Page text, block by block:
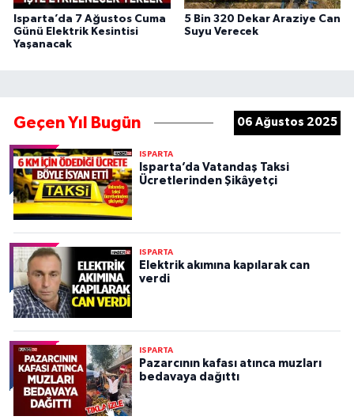
Isparta’da 7 Ağustos Cuma
Günü Elektrik Kesintisi
Yaşanacak
5 Bin 320 Dekar Araziye Can
Suyu Verecek
Geçen Yıl Bugün 06 Ağustos 2025
ISPARTA
Isparta’da Vatandaş Taksi
Ücretlerinden Şikâyetçi
ISPARTA
Elektrik akımına kapılarak can
verdi
ISPARTA
Pazarcının kafası atınca muzları
bedavaya dağıttı